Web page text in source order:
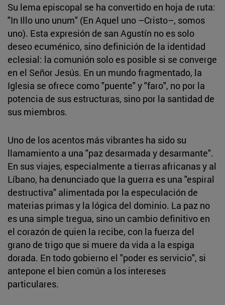
Su lema episcopal se ha convertido en hoja de ruta:
"In Illo uno unum" (En Aquel uno –Cristo–, somos
uno). Esta expresión de san Agustín no es solo
deseo ecuménico, sino definición de la identidad
eclesial: la comunión solo es posible si se converge
en el Señor Jesús. En un mundo fragmentado, la
Iglesia se ofrece como "puente" y "faro", no por la
potencia de sus estructuras, sino por la santidad de
sus miembros.
Uno de los acentos más vibrantes ha sido su
llamamiento a una "paz desarmada y desarmante".
En sus viajes, especialmente a tierras africanas y al
Líbano, ha denunciado que la guerra es una "espiral
destructiva" alimentada por la especulación de
materias primas y la lógica del dominio. La paz no
es una simple tregua, sino un cambio definitivo en
el corazón de quien la recibe, con la fuerza del
grano de trigo que si muere da vida a la espiga
dorada. En todo gobierno el "poder es servicio", si
antepone el bien común a los intereses
particulares.